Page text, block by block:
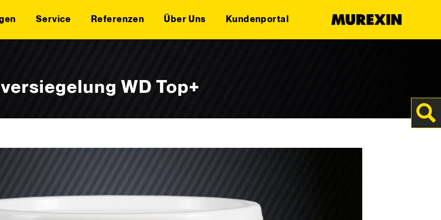
Service Referenzen Über Uns Kundenportal
WD Top+